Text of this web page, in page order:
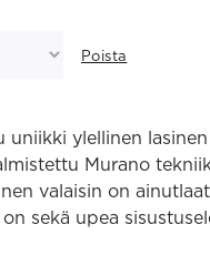
Poista
uniikki ylellinen
Murano
valaisin on
sekä upea